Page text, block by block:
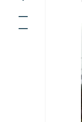
sulje
alavalikko
Avaa
Avaa